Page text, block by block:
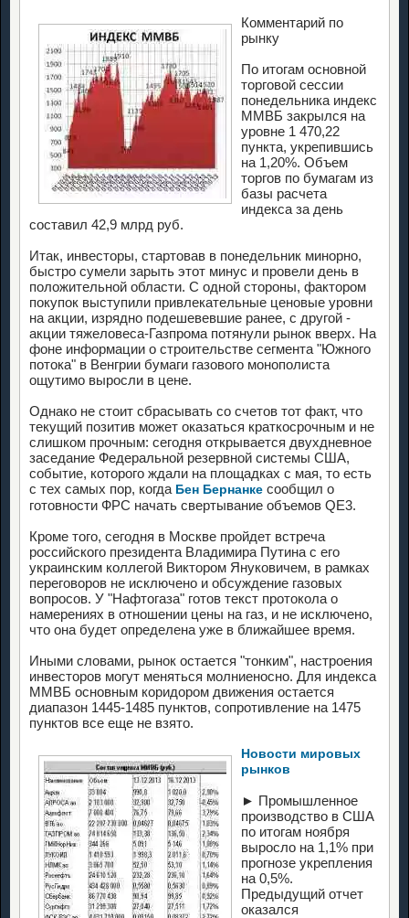
Комментарий по
рынку
По итогам основной
торговой сессии
понедельника индекс
ММВБ закрылся на
уровне 1 470,22
пункта, укрепившись
на 1,20%. Объем
торгов по бумагам из
базы расчета
индекса за день
составил 42,9 млрд руб.
Итак, инвесторы, стартовав в понедельник минорно,
быстро сумели зарыть этот минус и провели день в
положительной области. С одной стороны, фактором
покупок выступили привлекательные ценовые уровни
на акции, изрядно подешевевшие ранее, с другой -
акции тяжеловеса-Газпрома потянули рынок вверх. На
фоне информации о строительстве сегмента "Южного
потока" в Венгрии бумаги газового монополиста
ощутимо выросли в цене.
Однако не стоит сбрасывать со счетов тот факт, что
текущий позитив может оказаться краткосрочным и не
слишком прочным: сегодня открывается двухдневное
заседание Федеральной резервной системы США,
событие, которого ждали на площадках с мая, то есть
с тех самых пор, когда Бен Бернанке сообщил о
готовности ФРС начать свертывание объемов QE3.
Кроме того, сегодня в Москве пройдет встреча
российского президента Владимира Путина с его
украинским коллегой Виктором Януковичем, в рамках
переговоров не исключено и обсуждение газовых
вопросов. У "Нафтогаза" готов текст протокола о
намерениях в отношении цены на газ, и не исключено,
что она будет определена уже в ближайшее время.
Иными словами, рынок остается "тонким", настроения
инвесторов могут меняться молниеносно. Для индекса
ММВБ основным коридором движения остается
диапазон 1445-1485 пунктов, сопротивление на 1475
пунктов все еще не взято.
Новости мировых
рынков
► Промышленное
производство в США
по итогам ноября
выросло на 1,1% при
прогнозе укрепления
на 0,5%.
Предыдущий отчет
оказался